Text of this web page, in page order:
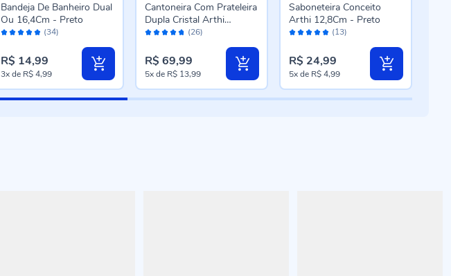
Avaliação: (34)
Bandeja De Banheiro Dual
Ou 16,4Cm - Preto
R$ 14,99
3xde R$ 4,99
Avaliação: (26)
Cantoneira Com Prateleira
Dupla Cristal Arthi
24,5Cm - Transparente
R$ 69,99
5xde R$ 13,99
Avaliação: (13)
Saboneteira Conceito
Arthi 12,8Cm - Preto
R$ 24,99
5xde R$ 4,99